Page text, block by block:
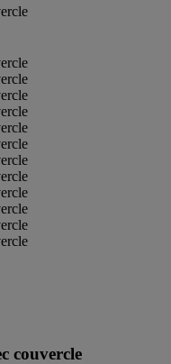
couvercle